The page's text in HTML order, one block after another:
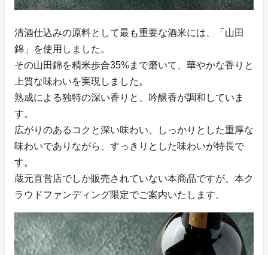
清酒仕込みの原料として最も重要な酒米には、「山田
錦」を使用しました。
その山田錦を精米歩合35%まで磨いて、華やかな香りと
上質な味わいを実現しました。
熟成による独特の深い香りと、吟醸香が調和していま
す。
広がりのあるコクと深い味わい、しっかりとした重厚な
味わいでありながら、すっきりとした味わいが特長で
す。
蔵元直営店でしか販売されていない本商品ですが、本ク
ラウドファンディング限定でご案内いたします。